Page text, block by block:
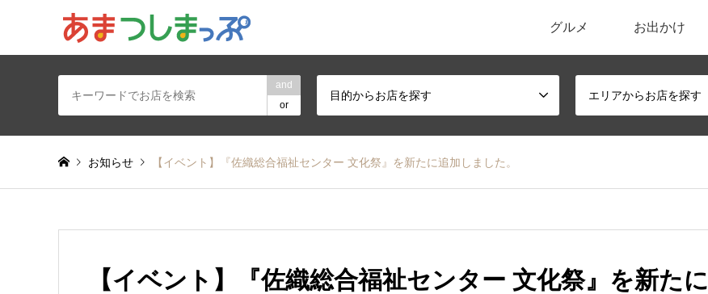
グルメ お出かけ
and
or
目的からお店を探す エリアからお店を探す
お知らせ 【イベント】『佐織総合福祉センター 文化祭』を新たに追加しました。
【イベント】『佐織総合福祉センター 文化祭』を新たに